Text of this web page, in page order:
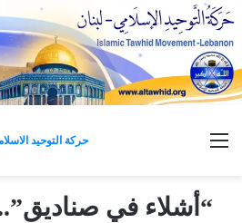
حركة التوحيد القائمة
“أشلاء في